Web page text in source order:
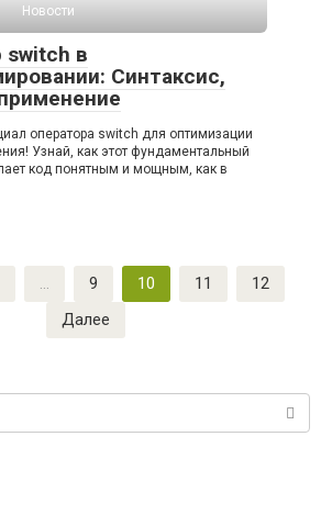
Новости
switch в
Синтаксис,
оператора switch для оптимизации
Узнай, как этот фундаментальный
код понятным и мощным, как в
… 9 10 11
12
Далее